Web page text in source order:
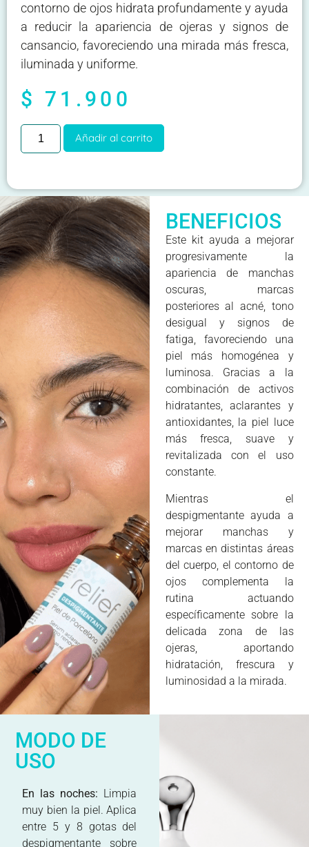
contorno de ojos hidrata profundamente y ayuda
a reducir la apariencia de ojeras y signos de
cansancio, favoreciendo una mirada más fresca,
iluminada y uniforme.
$ 71.900
Añadir al carrito
BENEFICIOS
Este kit ayuda a mejorar
progresivamente la
apariencia de manchas
oscuras, marcas
posteriores al acné, tono
desigual y signos de
fatiga, favoreciendo una
piel más homogénea y
luminosa. Gracias a la
combinación de activos
hidratantes, aclarantes y
antioxidantes, la piel luce
más fresca, suave y
revitalizada con el uso
constante.
Mientras el
despigmentante ayuda a
mejorar manchas y
marcas en distintas áreas
del cuerpo, el contorno de
ojos complementa la
rutina actuando
específicamente sobre la
delicada zona de las
ojeras, aportando
hidratación, frescura y
luminosidad a la mirada.
MODO DE
USO
En las noches: Limpia
muy bien la piel. Aplica
entre 5 y 8 gotas del
despigmentante sobre